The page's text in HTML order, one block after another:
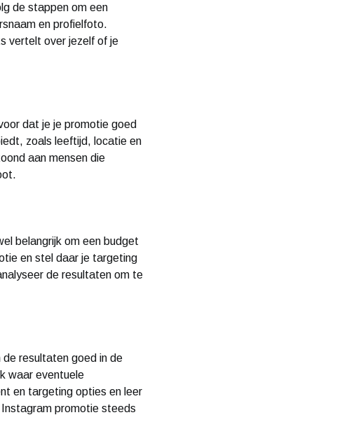
de stappen om een
en profielfoto.
vertelt over jezelf of je
dat je je promotie goed
zoals leeftijd, locatie en
aan mensen die
belangrijk om een budget
en stel daar je targeting
de resultaten om te
resultaten goed in de
waar eventuele
en targeting opties en leer
promotie steeds